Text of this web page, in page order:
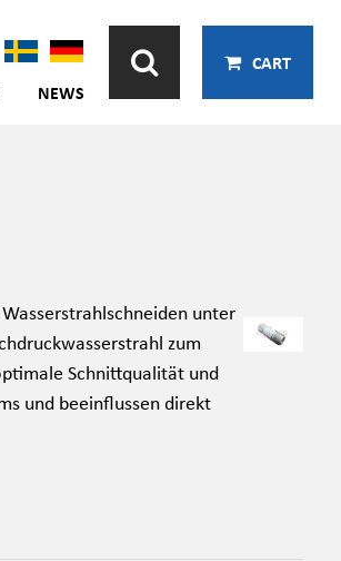
NEWS
CART
unter
zum
Schnittqualität und
und beeinflussen direkt